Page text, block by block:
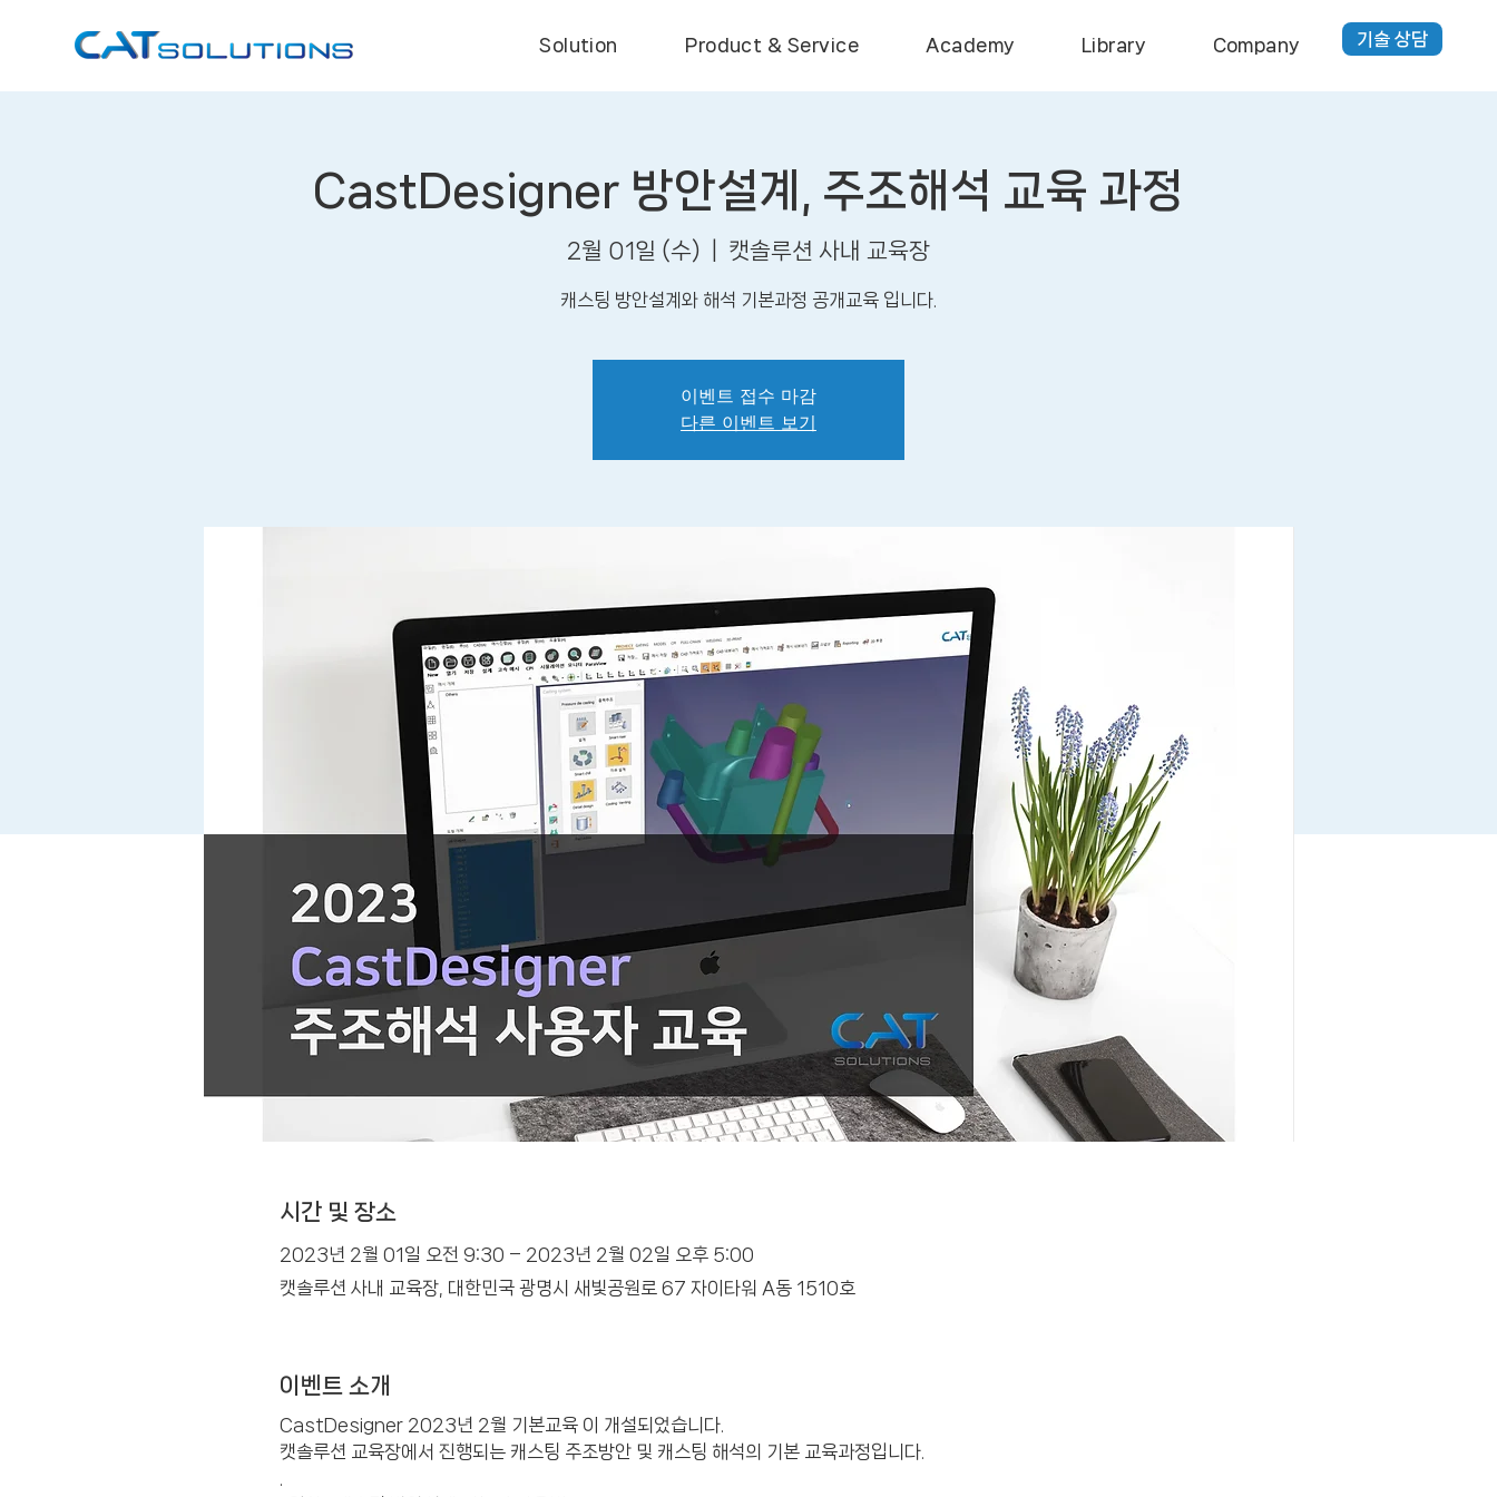
Solution Product & Service Academy Library Company 기술 상담
CastDesigner 방안설계, 주조해석 교육 과정
2월 01일 (수) 캣솔루션 사내 교육장
캐스팅 방안설계와 해석 기본과정 공개교육 입니다.
이벤트 접수 마감
다른 이벤트 보기
시간 및 장소
2023년 2월 01일 오전 9:30 – 2023년 2월 02일 오후 5:00
캣솔루션 사내 교육장, 대한민국 광명시 새빛공원로 67 자이타워 A동 1510호
이벤트 소개
CastDesigner 2023년 2월 기본교육 이 개설되었습니다.
캣솔루션 교육장에서 진행되는 캐스팅 주조방안 및 캐스팅 해석의 기본 교육과정입니다.